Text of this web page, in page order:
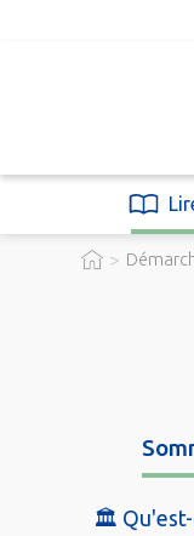
>
🏛️ Qu'est-